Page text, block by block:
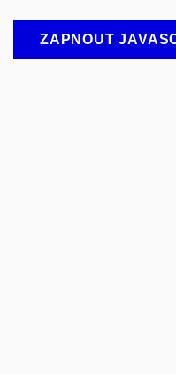
ZAPNOUT